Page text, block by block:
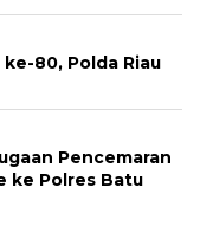
80, Polda Riau
Pencemaran
ke Polres Batu